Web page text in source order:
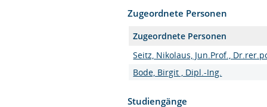
Zugeordnete Personen
Zugeordnete Personen
Seitz, Nikolaus, Jun.Prof.,
Bode, Birgit , Dipl.-Ing.
Studiengänge